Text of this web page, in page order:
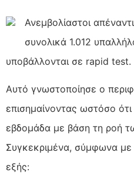
Ανεμβολίαστοι
συνολικά 1.012
υποβάλλονται σε rapid test.
Αυτό γνωστοποίησε ο
επισημαίνοντας ωστόσο
εβδομάδα με βάση τη ροή
Συγκεκριμένα, σύμφωνα με
εξής: